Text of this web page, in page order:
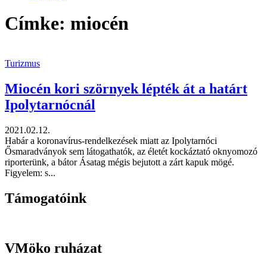
Címke: miocén
Turizmus
Miocén kori szörnyek lépték át a határt
Ipolytarnócnál
2021.02.12.
Habár a koronavírus-rendelkezések miatt az Ipolytarnóci
Ősmaradványok sem látogathatók, az életét kockáztató oknyomozó
riporterünk, a bátor Ásatag mégis bejutott a zárt kapuk mögé.
Figyelem: s...
Támogatóink
VMöko ruházat